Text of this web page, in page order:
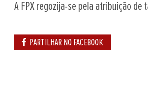
A FPX regozija-se pela atribuição
PARTILHAR NO FACEBOOK